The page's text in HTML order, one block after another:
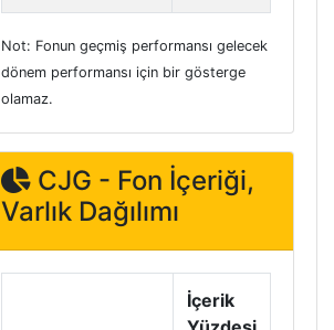
Not: Fonun geçmiş performansı gelecek
dönem performansı için bir gösterge
olamaz.
CJG - Fon İçeriği,
Varlık Dağılımı
İçerik